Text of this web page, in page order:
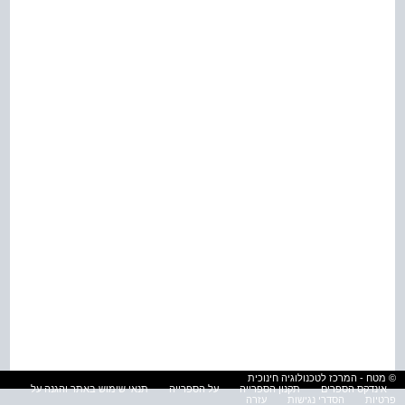
© מטח - המרכז לטכנולוגיה חינוכית
אינדקס הספרים
תקנון הספרייה על הספרייה
תנאי שימוש באתר והגנה על
פרטיות
הסדרי נגישות עזרה